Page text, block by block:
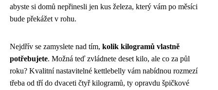
abyste si domů nepřinesli jen kus železa, který vám po měsíci
bude překážet v rohu.
Nejdřív se zamyslete nad tím, kolik kilogramů vlastně
potřebujete. Možná teď zvládnete deset kilo, ale co za půl
roku? Kvalitní nastavitelné kettlebelly vám nabídnou rozmezí
třeba od tří do dvaceti čtyř kilogramů, ty opravdu špičkové